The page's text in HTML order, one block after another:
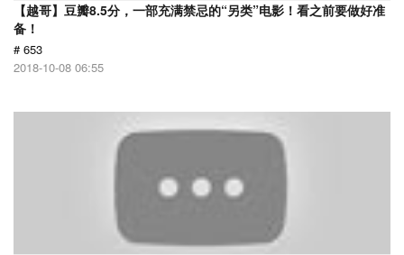
【越哥】豆瓣8.5分，一部充满禁忌的“另类”电影！看之前要做好准
备！
# 653
2018-10-08 06:55